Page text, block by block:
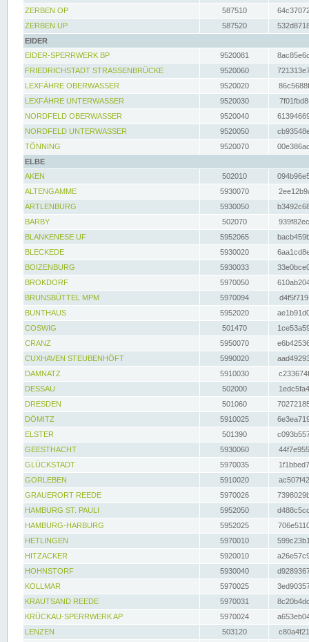
ZERBEN OP
587510
ZERBEN UP
587520
EIDER
EIDER-SPERRWERK BP
9520081
FRIEDRICHSTADT STRASSENBRÜCKE
9520060
LEXFÄHRE OBERWASSER
9520020
LEXFÄHRE UNTERWASSER
9520030
NORDFELD OBERWASSER
9520040
NORDFELD UNTERWASSER
9520050
TÖNNING
9520070
ELBE
AKEN
502010
ALTENGAMME
5930070
ARTLENBURG
5930050
BARBY
502070
BLANKENESE UF
5952065
BLECKEDE
5930020
BOIZENBURG
5930033
BROKDORF
5970050
BRUNSBÜTTEL MPM
5970094
BUNTHAUS
5952020
COSWIG
501470
CRANZ
5950070
CUXHAVEN STEUBENHÖFT
5990020
DAMNATZ
5910030
DESSAU
502000
DRESDEN
501060
DÖMITZ
5910025
ELSTER
501390
GEESTHACHT
5930060
GLÜCKSTADT
5970035
GORLEBEN
5910020
GRAUERORT REEDE
5970026
HAMBURG ST. PAULI
5952050
HAMBURG-HARBURG
5952025
HETLINGEN
5970010
HITZACKER
5920010
HOHNSTORF
5930040
KOLLMAR
5970025
KRAUTSAND REEDE
5970031
KRÜCKAU-SPERRWERK AP
5970024
LENZEN
503120